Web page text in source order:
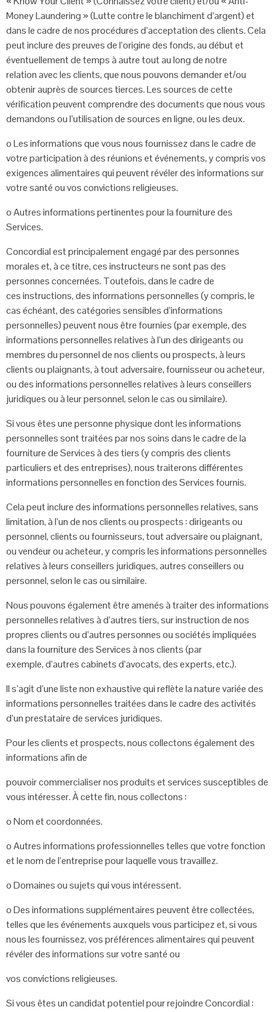
Money Laundering » (Luttecontre le blanchiment d’argent) et
dans le cadre de nos procéduresd’acceptation des clients. Cela
peut inclure des preuves de l’origine des fonds,au début et
éventuellement de temps à autre tout au long de notre
relationavec les clients, que nous pouvons demander et/ou
obtenir auprès de sourcestierces. Les sources de cette
vérification peuvent comprendre des documentsque nous vous
demandons ou l’utilisation de sources en ligne, ou les deux.
oLes informations que vous nous fournissez dans le cadre de
votre participationà des réunions et événements, y compris vos
exigences alimentaires quipeuvent révéler des informations sur
votre santé ou vos convictionsreligieuses.
oAutres informations pertinentes pour la fourniture des
Services.
Concordial est principalement engagé par des personnes
morales et, à ce titre, cesinstructeurs ne sont pas des
personnes concernées. Toutefois, dans le cadre de
cesinstructions, des informations personnelles (y compris, le
cas échéant, descatégories sensibles d’informations
personnelles) peuvent nous être fournies (parexemple, des
informations personnelles relatives à l’un des dirigeants ou
membresdu personnel de nos clients ou prospects, à leurs
clients ou plaignants, à toutadversaire, fournisseur ou acheteur,
ou des informations personnelles relatives àleurs conseillers
juridiques ou à leur personnel, selon le cas ou similaire).
Si vous êtes une personne physique dont les informations
personnelles sont traitéespar nos soins dans le cadre de la
fourniture de Services à des tiers (y compris desclients
particuliers et des entreprises), nous traiterons différentes
informationspersonnelles en fonction des Services fournis.
Cela peut inclure des informations personnelles relatives, sans
limitation, à l’un denos clients ou prospects : dirigeants ou
personnel, clients ou fournisseurs, toutadversaire ou plaignant,
ou vendeur ou acheteur, y compris les informationspersonnelles
relatives à leurs conseillers juridiques, autres conseillers ou
personnel,selon le cas ou similaire.
Nous pouvons également être amenés à traiter des informations
personnellesrelatives à d’autres tiers, sur instruction de nos
propres clients ou d’autres personnesou sociétés impliquées
dans la fourniture des Services à nos clients (par
exemple,d’autres cabinets d’avocats, des experts, etc.).
Il s’agit d’une liste non exhaustive qui reflète la nature variée des
informationspersonnelles traitées dans le cadre des activités
d’un prestataire de services juridiques.
Pour les clients et prospects, nous collectons également des
informations afin de
pouvoir commercialiser nos produits et services susceptibles de
vous intéresser. Àcette fin, nous collectons :
oNom et coordonnées.
oAutres informations professionnelles telles que votre fonction
et le nom del’entreprise pour laquelle vous travaillez.
oDomaines ou sujets qui vous intéressent.
oDes informations supplémentaires peuvent être collectées,
telles que lesévénements auxquels vous participez et, si vous
nous les fournissez, vospréférences alimentaires qui peuvent
révéler des informations sur votre santé ou
vos convictions religieuses.
Si vous êtes un candidat potentiel pour rejoindre Concordial :